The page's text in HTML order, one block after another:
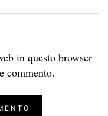
in questo browser
commento.